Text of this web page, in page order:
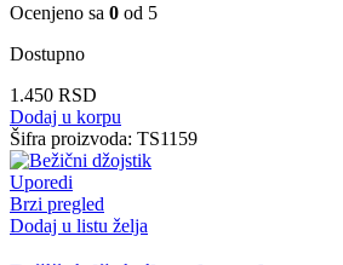
Ocenjeno sa 0 od 5
Dostupno
1.450 RSD
Dodaj u korpu
Šifra proizvoda: TS1159
Uporedi
Brzi pregled
Dodaj u listu želja